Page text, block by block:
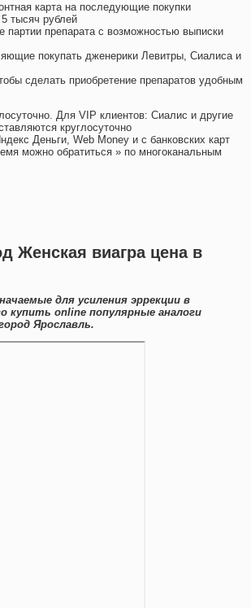
карта на последующие покупки
тысяч рублей
препарата с возможностью выписки
покупать дженерики Левитры, Сиалиса и
сделать приобретение препаратов удобным
Для VIP клиентов: Сиалис и другие
круглосуточно
Деньги, Web Money и с банковских карт
можно обратиться » по многоканальным
Женская виагра цена в
для усиления эррекции в
купить online популярные аналоги
Ярославль.